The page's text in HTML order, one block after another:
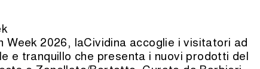
Week 2026, laCividina accoglie i visitatori ad
e tranquillo che presenta i nuovi prodotti del